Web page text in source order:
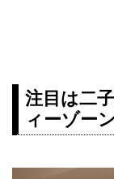
注目は二
ィーゾー